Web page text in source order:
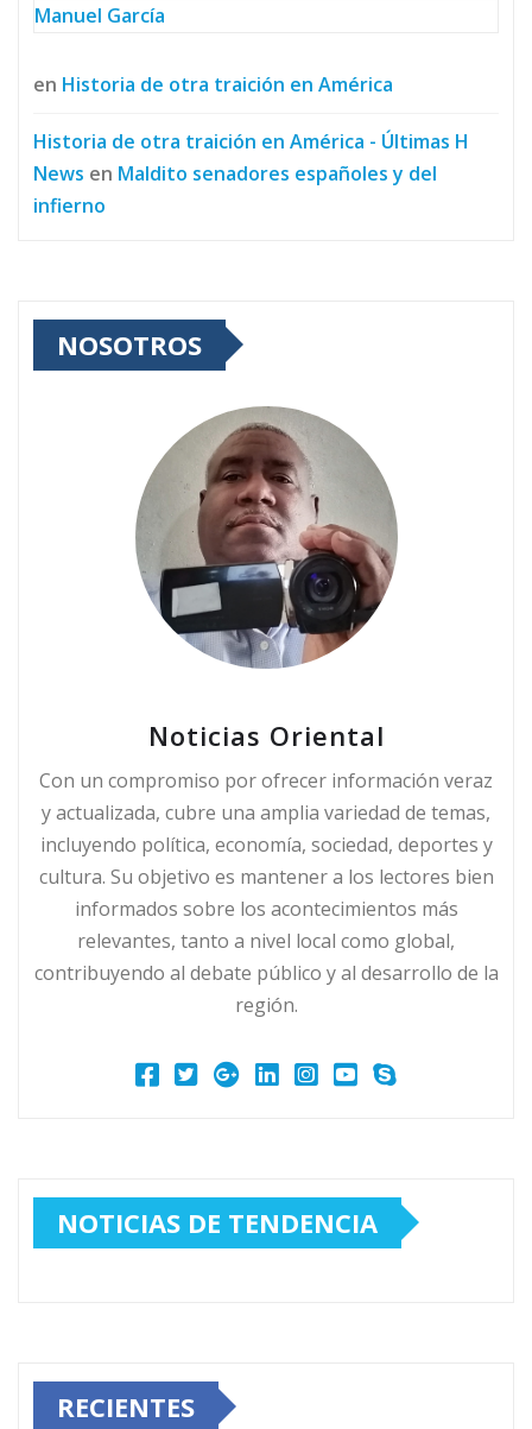
Manuel García
en Historia de otra traición en América
Historia de otra traición en América - Últimas H
News en Maldito senadores españoles y del
infierno
NOSOTROS
Noticias Oriental
Con un compromiso por ofrecer información veraz
y actualizada, cubre una amplia variedad de temas,
incluyendo política, economía, sociedad, deportes y
cultura. Su objetivo es mantener a los lectores bien
informados sobre los acontecimientos más
relevantes, tanto a nivel local como global,
contribuyendo al debate público y al desarrollo de la
región.
NOTICIAS DE TENDENCIA
RECIENTES